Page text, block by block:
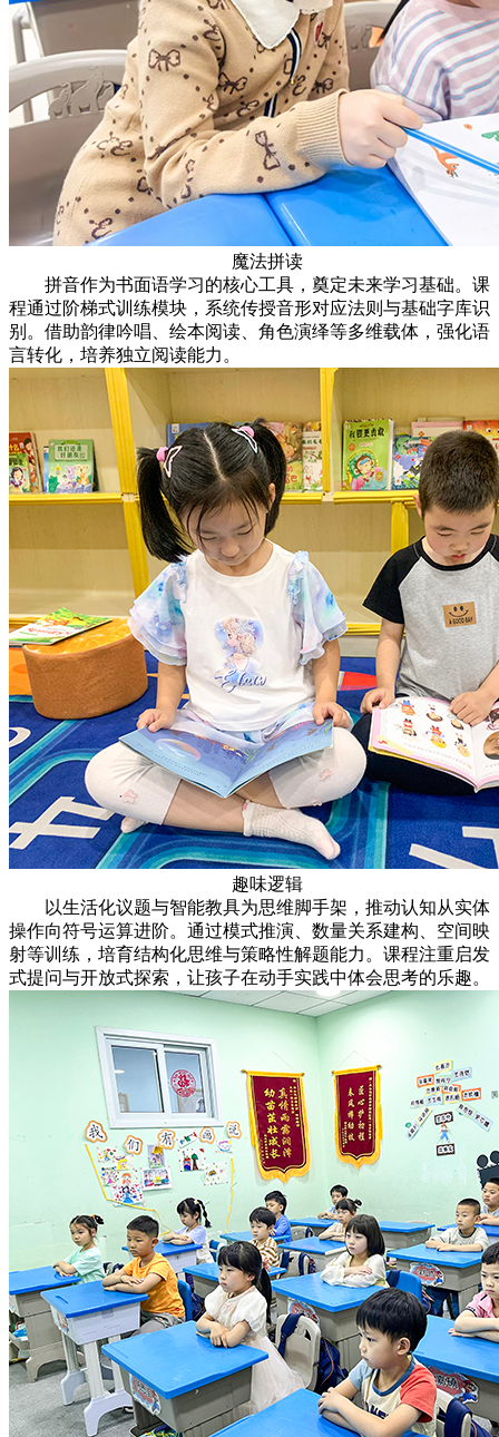
魔法拼读
拼音作为书面语学习的核心工具，奠定未来学习基础。课
程通过阶梯式训练模块，系统传授音形对应法则与基础字库识
别。借助韵律吟唱、绘本阅读、角色演绎等多维载体，强化语
言转化，培养独立阅读能力。
趣味逻辑
以生活化议题与智能教具为思维脚手架，推动认知从实体
操作向符号运算进阶。通过模式推演、数量关系建构、空间映
射等训练，培育结构化思维与策略性解题能力。课程注重启发
式提问与开放式探索，让孩子在动手实践中体会思考的乐趣。